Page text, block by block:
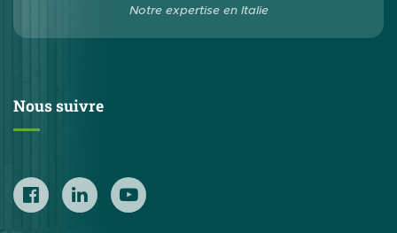
Notre expertise en Italie
Nous suivre